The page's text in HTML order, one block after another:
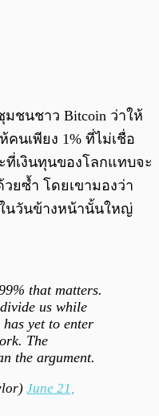
มชนชาว Bitcoin ว่าให้
นเพียง 1% ที่ไม่เชื่อ
เงินทุนของโลกแทบจะ
วยซ้ำ โดยเขามองว่า
นวันข้างหน้านั้นใหญ่
that matters.
us while
yet to enter
The
the argument.
June 21,